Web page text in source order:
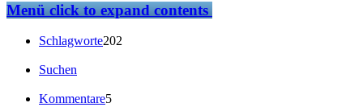
Menüclick to expand contents
Schlagworte202
Suchen
Kommentare5